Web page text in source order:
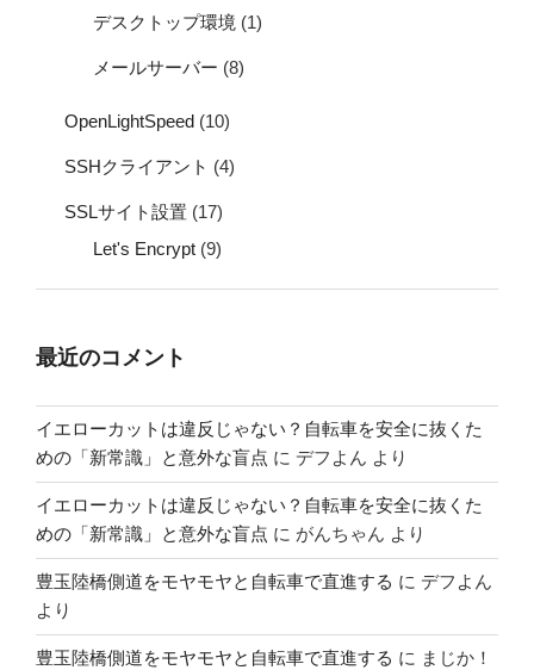
デスクトップ環境 (1)
メールサーバー (8)
OpenLightSpeed (10)
SSHクライアント (4)
SSLサイト設置 (17)
Let's Encrypt (9)
最近のコメント
イエローカットは違反じゃない？自転車を安全に抜くた
めの「新常識」と意外な盲点 に デフよん より
イエローカットは違反じゃない？自転車を安全に抜くた
めの「新常識」と意外な盲点 に がんちゃん より
豊玉陸橋側道をモヤモヤと自転車で直進する に デフよん
より
豊玉陸橋側道をモヤモヤと自転車で直進する に まじか！